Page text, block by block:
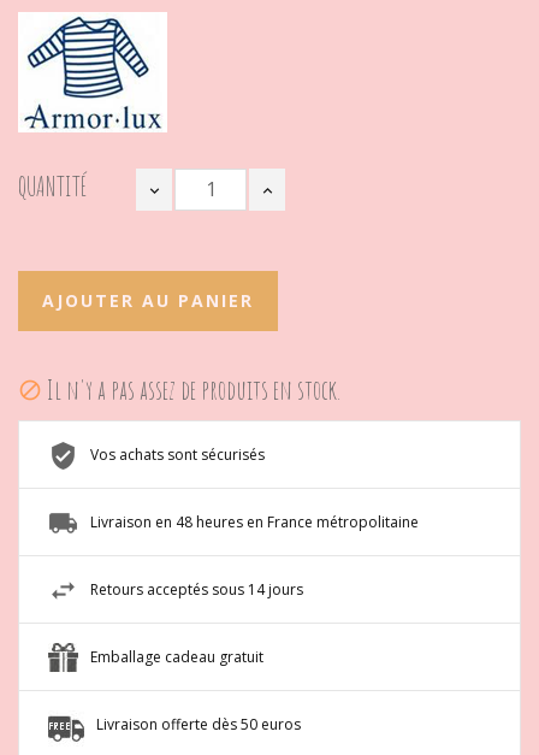
QUANTITÉ
AJOUTER AU PANIER
 Il n'y a pas assez de produits en stock.
Vos achats sont sécurisés
Livraison en 48 heures en France métropolitaine
Retours acceptés sous 14 jours
Emballage cadeau gratuit
Livraison offerte dès 50 euros